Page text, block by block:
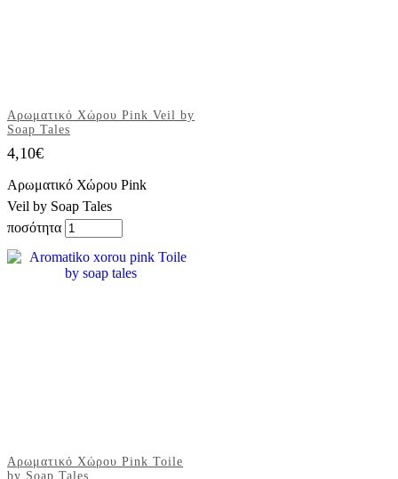
Αρωματικό Χώρου Pink Veil by
Soap Tales
4,10€
Αρωματικό Χώρου Pink
Veil by Soap Tales
ποσότητα
Αρωματικό Χώρου Pink Toile
by Soap Tales